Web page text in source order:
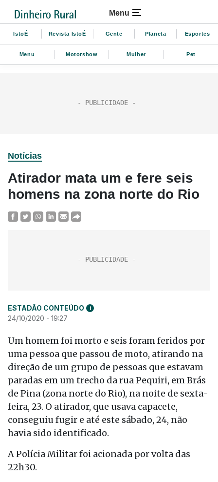
Menu
IstoÉ Revista IstoÉ Gente Planeta Esportes
Menu Motorshow Mulher Pet
Notícias
Atirador mata um e fere seis
homens na zona norte do Rio
ESTADÃO CONTEÚDO i
24/10/2020 - 19:27
Um homem foi morto e seis foram feridos por
uma pessoa que passou de moto, atirando na
direção de um grupo de pessoas que estavam
paradas em um trecho da rua Pequiri, em Brás
de Pina (zona norte do Rio), na noite de sexta-
feira, 23. O atirador, que usava capacete,
conseguiu fugir e até este sábado, 24, não
havia sido identificado.
A Polícia Militar foi acionada por volta das
22h30.